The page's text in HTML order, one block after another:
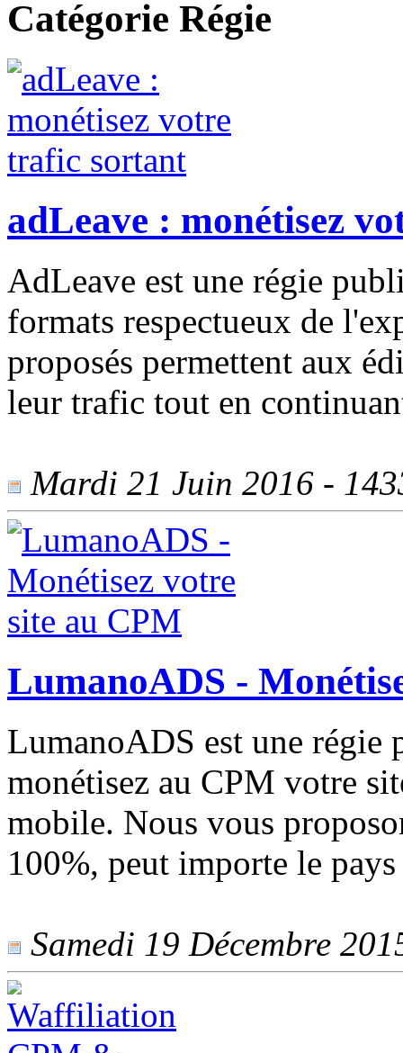
Catégorie Régie
adLeave : monétisez
AdLeave est une régie
formats respectueux de
proposés permettent aux
leur trafic tout en
Mardi 21 Juin 2016 -
LumanoADS -
LumanoADS est une régie
monétisez au CPM votre
mobile. Nous vous
100%, peut importe le
Samedi 19 Décembre